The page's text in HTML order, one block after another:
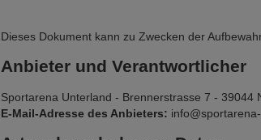
Dieses Dokument kann zu Zwecken der
Anbieter und Verantwortlicher
Sportarena Unterland - Brennerstrasse 7 - 39044
E-Mail-Adresse des Anbieters: